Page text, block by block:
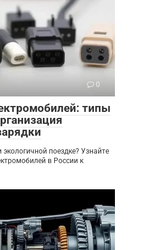
0
типы
экологичной поездке? Узнайте
в России к